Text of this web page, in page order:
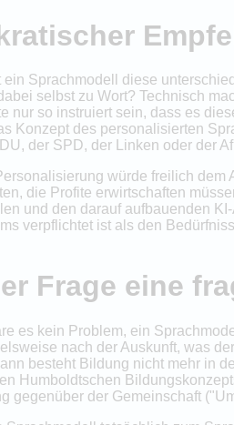
ein Sprachmodell diese
selbst zu Wort? Technisch
nur so instruiert sein, dass es
Konzept des personalisierten
der SPD, der Linken oder der
würde freilich
die Profite erwirtschaften
und den darauf aufbauenden
verpflichtet ist als den
Frage eine
es kein Problem, ein
nach der Auskunft, was
besteht Bildung nicht mehr in
Humboldtschen
gegenüber der Gemeinschaft